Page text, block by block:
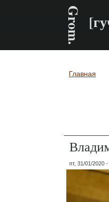
Grom.
Вы здесь
Главная
пт, 31/01/2020